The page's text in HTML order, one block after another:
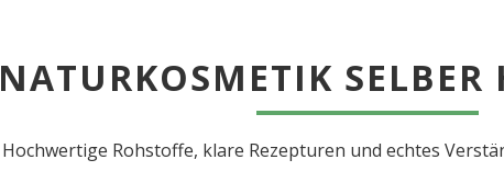
NATURKOSMETIK SELBER
Hochwertige Rohstoffe, klare Rezepturen und echtes